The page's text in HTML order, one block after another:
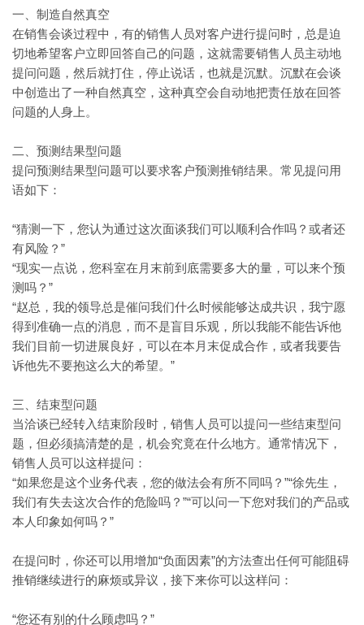
一、制造自然真空
在销售会谈过程中，有的销售人员对客户进行提问时，总是迫
切地希望客户立即回答自己的问题，这就需要销售人员主动地
提问问题，然后就打住，停止说话，也就是沉默。沉默在会谈
中创造出了一种自然真空，这种真空会自动地把责任放在回答
问题的人身上。
二、预测结果型问题
提问预测结果型问题可以要求客户预测推销结果。常见提问用
语如下：
“猜测一下，您认为通过这次面谈我们可以顺利合作吗？或者还
有风险？”
“现实一点说，您科室在月末前到底需要多大的量，可以来个预
测吗？”
“赵总，我的领导总是催问我们什么时候能够达成共识，我宁愿
得到准确一点的消息，而不是盲目乐观，所以我能不能告诉他
我们目前一切进展良好，可以在本月末促成合作，或者我要告
诉他先不要抱这么大的希望。”
三、结束型问题
当洽谈已经转入结束阶段时，销售人员可以提问一些结束型问
题，但必须搞清楚的是，机会究竟在什么地方。通常情况下，
销售人员可以这样提问：
“如果您是这个业务代表，您的做法会有所不同吗？”“徐先生，
我们有失去这次合作的危险吗？”“可以问一下您对我们的产品或
本人印象如何吗？”
在提问时，你还可以用增加“负面因素”的方法查出任何可能阻碍
推销继续进行的麻烦或异议，接下来你可以这样问：
“您还有别的什么顾虑吗？”